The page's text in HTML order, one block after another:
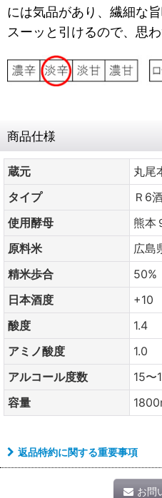
には気品があり、繊細な
スーッと引けるので、思
商品仕様
蔵元
丸尾
タイプ
Ｒ6
使用酵母
熊本
原料米
広島
精米歩合
50%
日本酒度
+10
酸度
1.4
アミノ酸度
1.0
アルコール度数
15〜
容量
返品特約に関する重要事項
お問